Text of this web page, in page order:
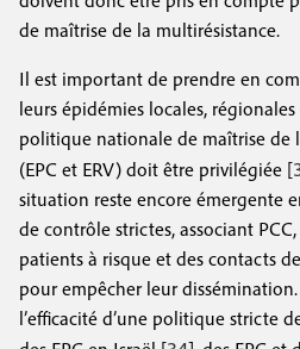
de maîtrise de la multirésistance.
Il est important de prendre en
leurs épidémies locales,
politique nationale de maîtrise de
(EPC et ERV) doit être privilégiée [
situation reste encore émergente
de contrôle strictes, associant
patients à risque et des contacts
pour empêcher leur
l’efficacité d’une politique stricte